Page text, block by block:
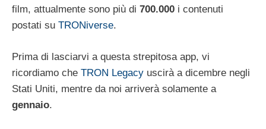
film, attualmente sono più di 700.000 i contenuti
postati su TRONiverse.
Prima di lasciarvi a questa strepitosa app, vi
ricordiamo che TRON Legacy uscirà a dicembre negli
Stati Uniti, mentre da noi arriverà solamente a
gennaio.